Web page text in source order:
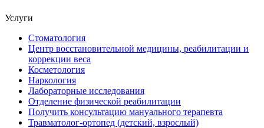
Услуги
Стоматология
Центр восстановительной медицины, реабилитации и
коррекции веса
Косметология
Наркология
Лабораторные исследования
Отделение физической реабилитации
Получить консультацию мануального терапевта
Травматолог-ортопед (детский, взрослый)